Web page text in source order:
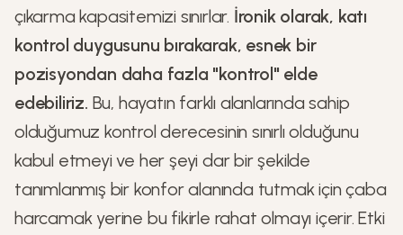
çıkarma kapasitemizi sınırlar. İronik olarak, katı
kontrol duygusunu bırakarak, esnek bir
pozisyondan daha fazla "kontrol" elde
edebiliriz. Bu, hayatın farklı alanlarında sahip
olduğumuz kontrol derecesinin sınırlı olduğunu
kabul etmeyi ve her şeyi dar bir şekilde
tanımlanmış bir konfor alanında tutmak için çaba
harcamak yerine bu fikirle rahat olmayı içerir. Etki